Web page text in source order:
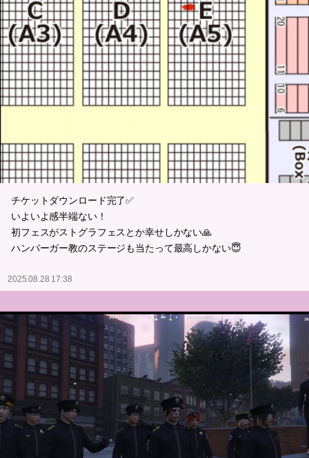
チケットダウンロード完了✅
いよいよ感半端ない！
初フェスがストグラフェスとか幸せしかない🙏
ハンバーガー教のステージも当たって最高しかない😇
2025.08.28 17:38